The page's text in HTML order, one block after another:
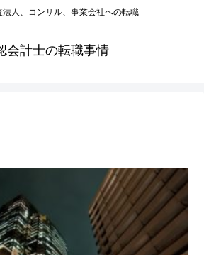
法人、コンサル、事業会社への転職
会計士の転職事情